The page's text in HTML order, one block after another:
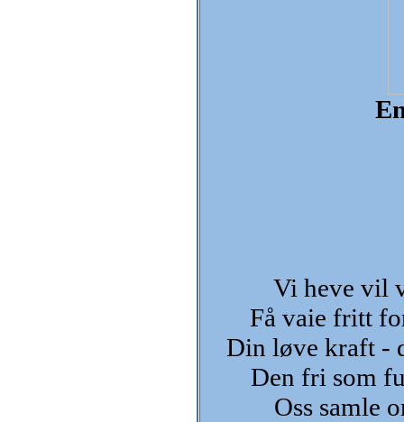
Vi heve vil
Få vaie fritt
Din løve kraft -
Den fri som
Oss samle